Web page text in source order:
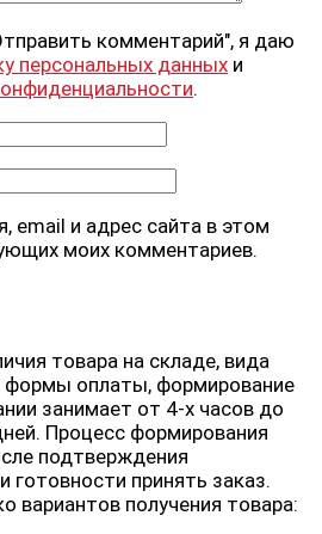
комментарий", я даю
персональных данных и
.
email и адрес сайта в этом
моих комментариев.
товара на складе, вида
формы оплаты, формирование
занимает от 4-х часов до
Процесс формирования
подтверждения
готовности принять заказ.
вариантов получения товара: